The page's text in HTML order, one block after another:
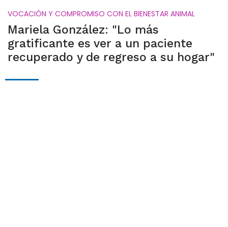
VOCACIÓN Y COMPROMISO CON EL BIENESTAR ANIMAL
Mariela González: "Lo más
gratificante es ver a un paciente
recuperado y de regreso a su hogar"